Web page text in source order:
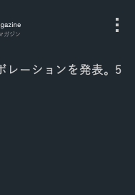
ガジン
レーションを発表。5